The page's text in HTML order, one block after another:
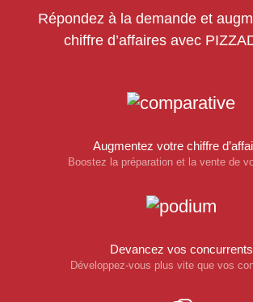
Répondez à la demande et
chiffre d’affaires avec
Augmentez votre chiffre
Boostez la préparation et la vente de
Devancez vos concurrents
Développez-vous plus vite que vos